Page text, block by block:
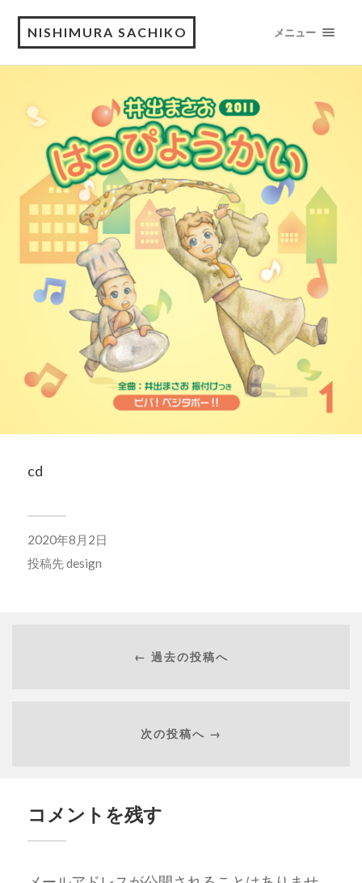
NISHIMURA SACHIKO メニュー
cd
2020年8月2日
投稿先design
← 過去の投稿へ
次の投稿へ →
コメントを残す